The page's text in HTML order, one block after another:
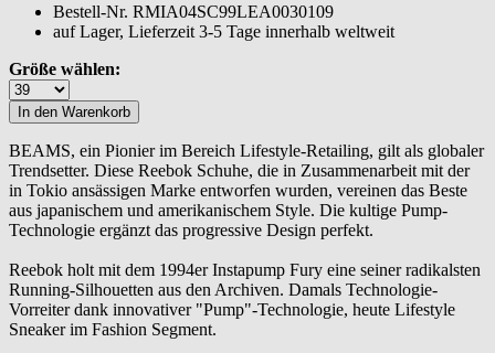
Bestell-Nr. RMIA04SC99LEA0030109
auf Lager, Lieferzeit 3-5 Tage innerhalb weltweit
Größe wählen:
BEAMS, ein Pionier im Bereich Lifestyle-Retailing, gilt als globaler
Trendsetter. Diese Reebok Schuhe, die in Zusammenarbeit mit der
in Tokio ansässigen Marke entworfen wurden, vereinen das Beste
aus japanischem und amerikanischem Style. Die kultige Pump-
Technologie ergänzt das progressive Design perfekt.
Reebok holt mit dem 1994er Instapump Fury eine seiner radikalsten
Running-Silhouetten aus den Archiven. Damals Technologie-
Vorreiter dank innovativer "Pump"-Technologie, heute Lifestyle
Sneaker im Fashion Segment.